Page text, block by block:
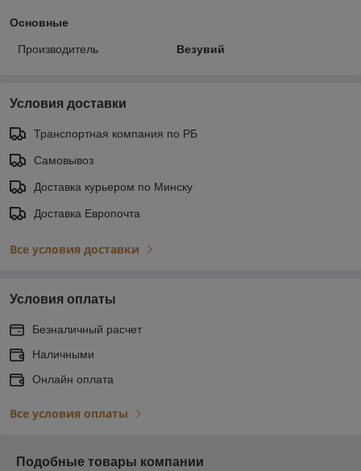
Основные
Производитель Везувий
Условия доставки
Транспортная компания по РБ
Самовывоз
Доставка курьером по Минску
Доставка Европочта
Все условия доставки
Условия оплаты
Безналичный расчет
Наличными
Онлайн оплата
Все условия оплаты
Подобные товары компании